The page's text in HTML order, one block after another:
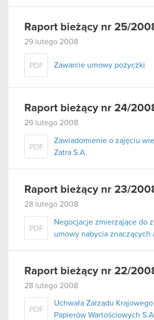
Raport bieżący nr 25/
29 lutego 2008
PDF Zawarcie umowy pożyczki
Raport bieżący nr 24/
29 lutego 2008
PDF
Zawiadomienie o zajęciu
Zatra S.A.
Raport bieżący nr 23/
28 lutego 2008
PDF
Negocjacje zmierzające do
umowy nabycia znaczących
Raport bieżący nr 22/
28 lutego 2008
PDF
Uchwała Zarządu
Papierów Wartościowych